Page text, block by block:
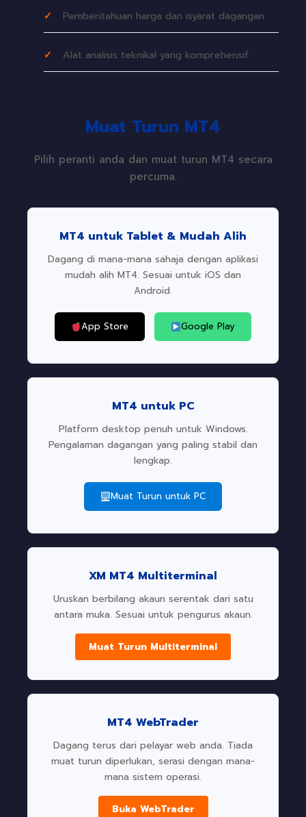
Pemberitahuan harga dan isyarat dagangan
Alat analisis teknikal yang komprehensif
Muat Turun MT4
Pilih peranti anda dan muat turun MT4 secara
percuma.
MT4 untuk Tablet & Mudah Alih
Dagang di mana-mana sahaja dengan aplikasi
mudah alih MT4. Sesuai untuk iOS dan
Android.
App Store Google Play
MT4 untuk PC
Platform desktop penuh untuk Windows.
Pengalaman dagangan yang paling stabil dan
lengkap.
Muat Turun untuk PC
XM MT4 Multiterminal
Uruskan berbilang akaun serentak dari satu
antara muka. Sesuai untuk pengurus akaun.
Muat Turun Multiterminal
MT4 WebTrader
Dagang terus dari pelayar web anda. Tiada
muat turun diperlukan, serasi dengan mana-
mana sistem operasi.
Buka WebTrader